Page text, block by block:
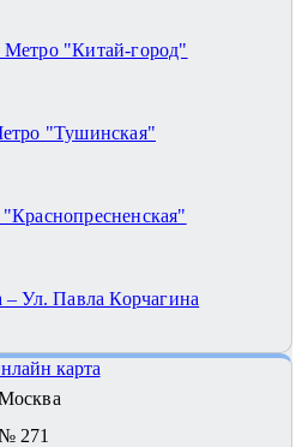
"Китай-город"
"Тушинская"
Ул. Павла Корчагина
271